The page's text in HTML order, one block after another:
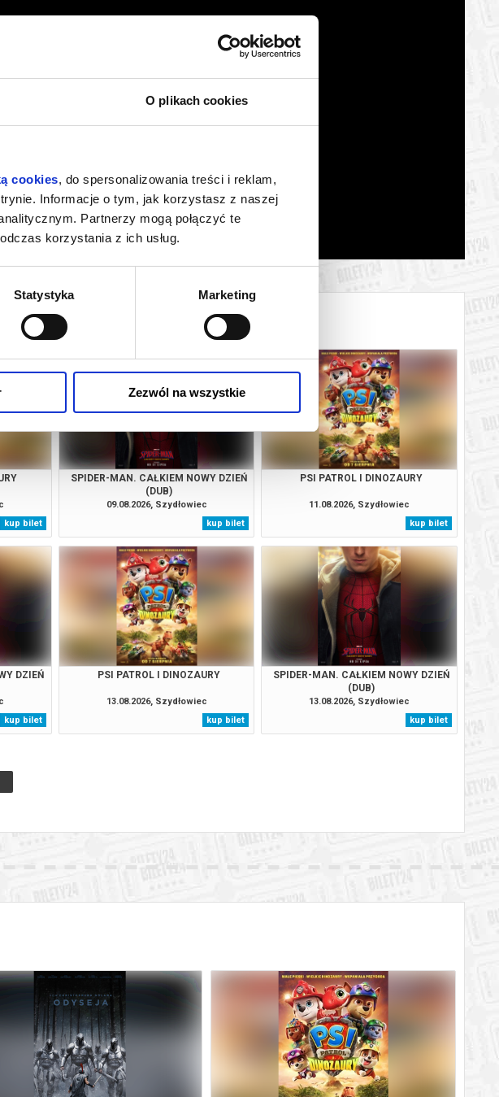
O plikach cookies
cookies, do spersonalizowania treści i reklam,
Informacje o tym, jak korzystasz z naszej
Partnerzy mogą połączyć te
korzystania z ich usług.
Statystyka Marketing
Zezwól na wszystkie
kup bilet
SPIDER-MAN. CAŁKIEM NOWY DZIEŃ
(DUB)
09.08.2026, Szydłowiec
kup bilet
PSI PATROL I DINOZAURY
11.08.2026, Szydłowiec
kup bilet
DZIEŃ
kup bilet
PSI PATROL I DINOZAURY
13.08.2026, Szydłowiec
kup bilet
SPIDER-MAN. CAŁKIEM NOWY DZIEŃ
(DUB)
13.08.2026, Szydłowiec
kup bilet